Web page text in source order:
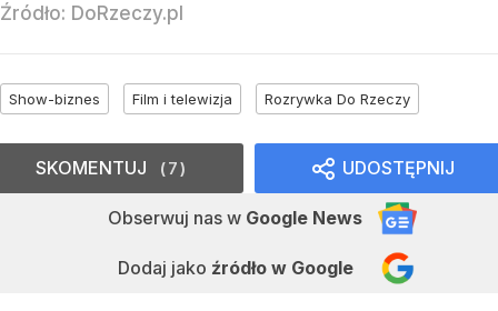
Źródło: DoRzeczy.pl
Show-biznes Film i telewizja Rozrywka Do Rzeczy
UDOSTĘPNIJ
Obserwuj nas w Google News
Dodaj jako źródło w Google
SKOMENTUJ 7